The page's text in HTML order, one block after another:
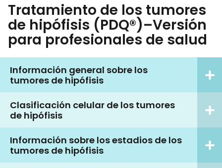
Tratamiento de los tumores
de hipófisis (PDQ®)–Versión
para profesionales de salud
Información general sobre los
tumores de hipófisis
Clasificación celular de los tumores
de hipófisis
Información sobre los estadios de los
tumores de hipófisis